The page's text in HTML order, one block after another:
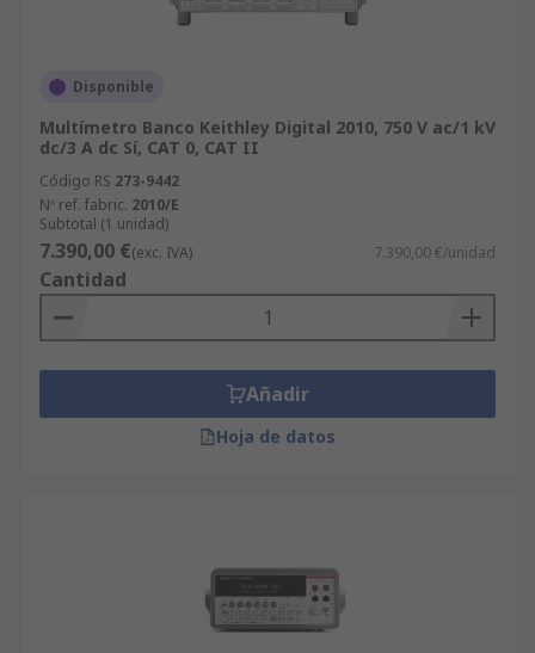
Disponible
Multímetro Banco Keithley Digital 2010, 750 V ac/1 kV
dc/3 A dc Sí, CAT 0, CAT II
Código RS 273-9442
Nº ref. fabric. 2010/E
Subtotal (1 unidad)
7.390,00 €(exc. IVA) 7.390,00 €/unidad
Cantidad
Añadir
Hoja de datos